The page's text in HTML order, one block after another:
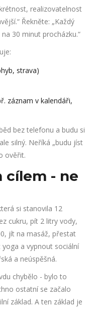
realizovatelnost
Řekněte: „Každý
30 minut procházku.“
strava)
záznam v kalendáři,
bez telefonu a budu si
silný. Neříká „budu jíst
ověřit.
cílem - ne
si stanovila 12
cukru, pít 2 litry vody,
jít na masáž, přestat
a vypnout sociální
a neúspěšná.
chybělo - bylo to
ostatní se začalo
základ. A ten základ je